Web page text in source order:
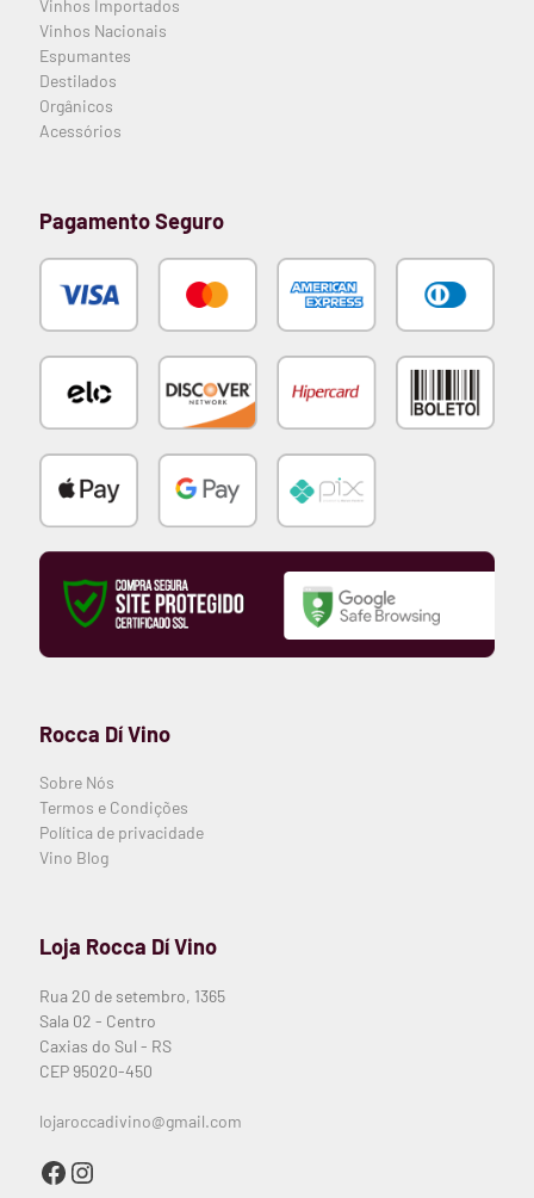
Vinhos Importados
Vinhos Nacionais
Espumantes
Destilados
Orgânicos
Acessórios
Pagamento Seguro
Rocca Dí Vino
Sobre Nós
Termos e Condições
Política de privacidade
Vino Blog
Loja Rocca Dí Vino
Rua 20 de setembro, 1365
Sala 02 - Centro
Caxias do Sul - RS
CEP 95020-450
lojaroccadivino@gmail.com
Facebook
Instagram